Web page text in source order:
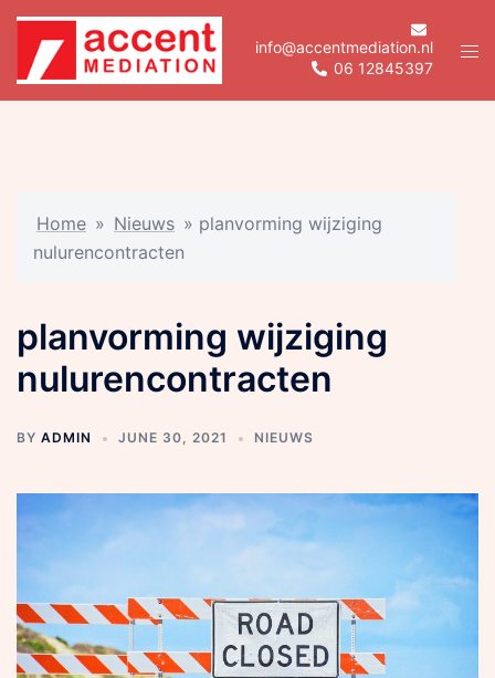
Skip
content
info@accentmediation.nl
06 12845397
Home » Nieuws » planvorming wijziging
nulurencontracten
planvorming wijziging
nulurencontracten
BY ADMIN JUNE 30, 2021 NIEUWS